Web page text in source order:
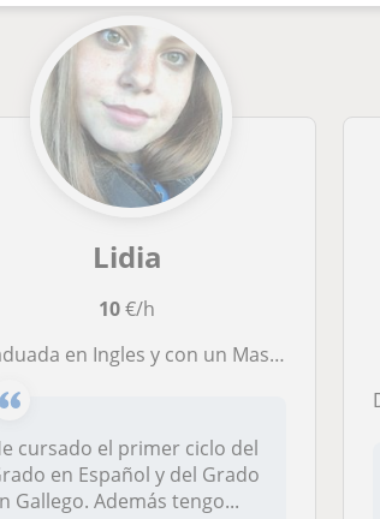
Lidia
10€/h
Ingles y con un Master en Educación Secundaria Obligatoria se ofrece a dar clases de Lengua y Literatura Española en todos los niveles educativos
cursado el primer ciclo del
en Español y del Grado
Gallego. Además tengo...